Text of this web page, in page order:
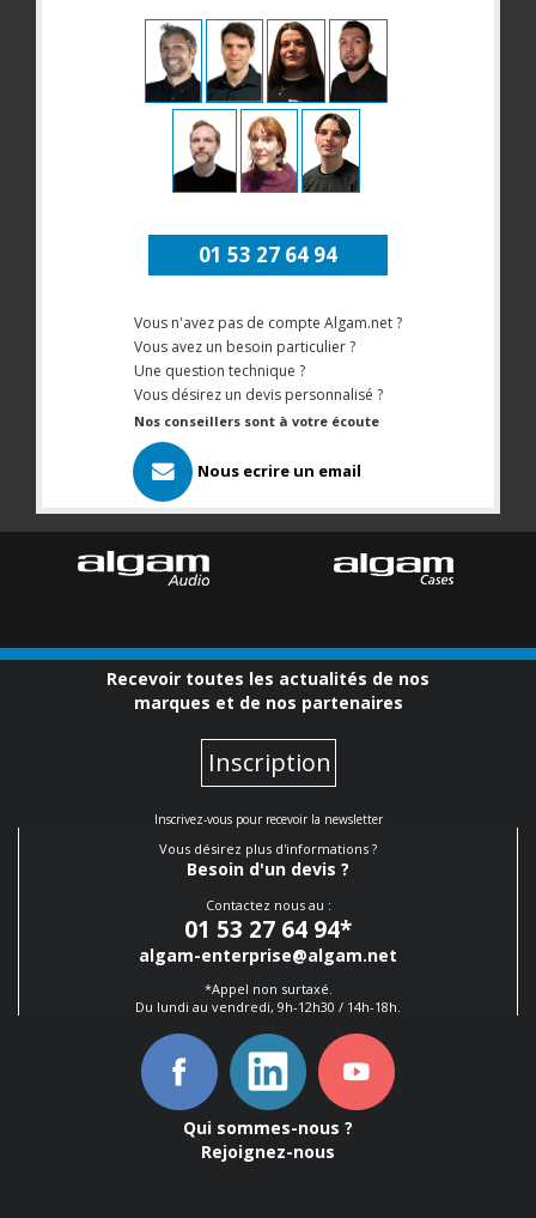
01 53 27 64 94
Vous n'avez pas de compte Algam.net ?
Vous avez un besoin particulier ?
Une question technique ?
Vous désirez un devis personnalisé ?
Nos conseillers sont à votre écoute
Nous ecrire un email
Recevoir toutes les actualités de nos
marques et de nos partenaires
Inscription
Inscrivez-vous pour recevoir la newsletter
Vous désirez plus d'informations ?
Besoin d'un devis ?
Contactez nous au :
01 53 27 64 94*
algam-enterprise@algam.net
*Appel non surtaxé.
Du lundi au vendredi, 9h-12h30 / 14h-18h.
Qui sommes-nous ?
Rejoignez-nous